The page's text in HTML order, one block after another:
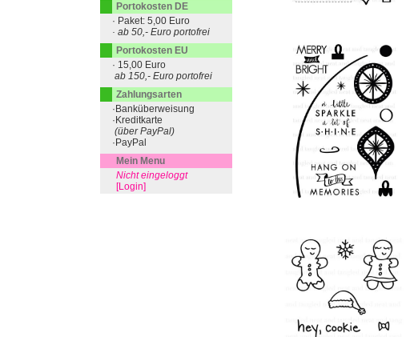
Portokosten DE
· Paket: 5,00 Euro
· ab 50,- Euro portofrei
Portokosten EU
· 15,00 Euro
ab 150,- Euro portofrei
Zahlungsarten
·Banküberweisung
·Kreditkarte
(über PayPal)
·PayPal
Mein Menu
Nicht eingeloggt
[Login]